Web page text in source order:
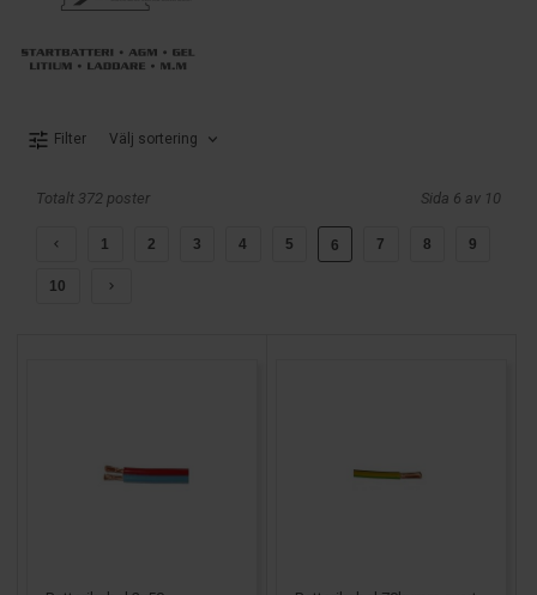
Filter Välj sortering
Totalt 372 poster Sida 6 av 10
1 2 3 4 5 6 7 8 9
10